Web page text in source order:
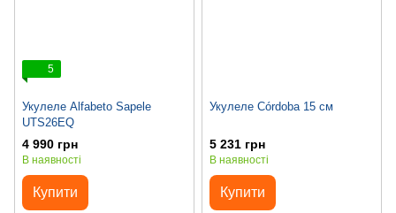
5
Укулеле Alfabeto Sapele
UTS26EQ
4 990 грн
В наявності
Купити
Укулеле Córdoba 15 см
5 231 грн
В наявності
Купити